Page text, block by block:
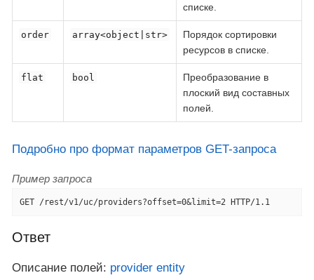
списке.
order array<object|str>
Порядок сортировки
ресурсов в списке.
flat bool
Преобразование в
плоский вид составных
полей.
Подробно про формат параметров GET-запроса
Пример запроса
GET /rest/v1/uc/providers?offset=0&limit=2 HTTP/1.1
Ответ
Описание полей: provider entity